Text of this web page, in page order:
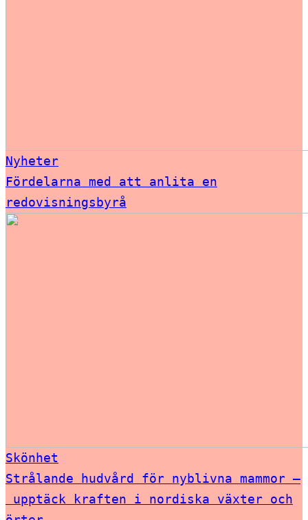
Nyheter
Fördelarna med att anlita en
redovisningsbyrå
Skönhet
Strålande hudvård för nyblivna mammor –
upptäck kraften i nordiska växter och